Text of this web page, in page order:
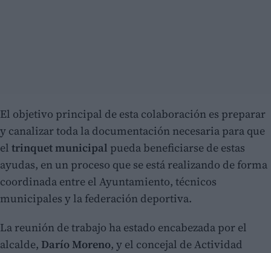
El objetivo principal de esta colaboración es preparar
y canalizar toda la documentación necesaria para que
el trinquet municipal pueda beneficiarse de estas
ayudas, en un proceso que se está realizando de forma
coordinada entre el Ayuntamiento, técnicos
municipales y la federación deportiva.
La reunión de trabajo ha estado encabezada por el
alcalde, Darío Moreno, y el concejal de Actividad